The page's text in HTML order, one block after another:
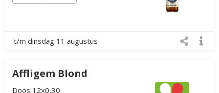
t/m dinsdag 11 augustus
Affligem Blond
Doos 12x0,30